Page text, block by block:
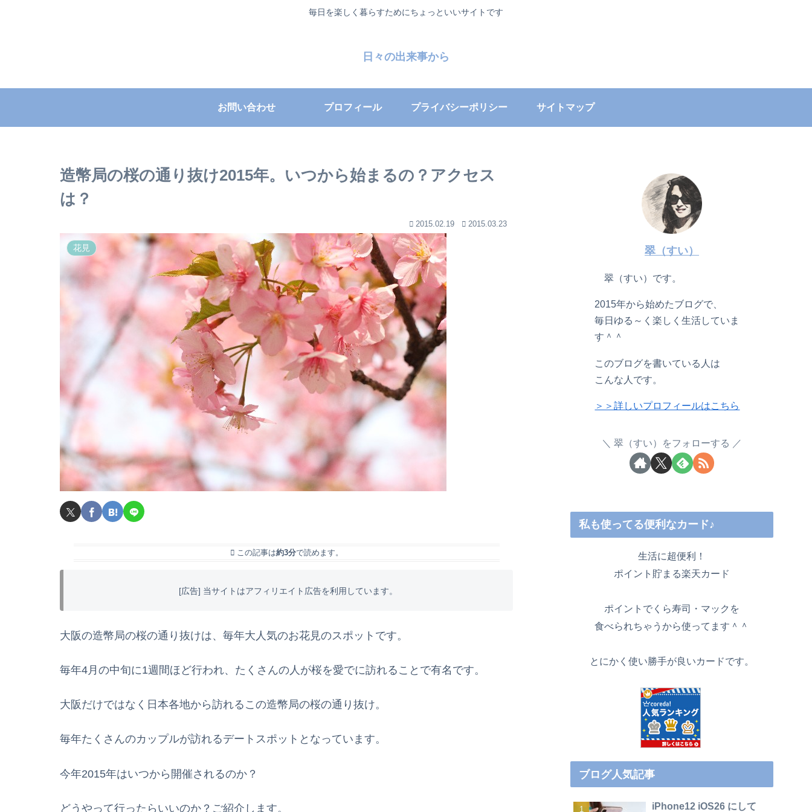
毎日を楽しく暮らすためにちょっといいサイトです
日々の出来事から
お問い合わせ プロフィール プライバシーポリシー サイトマップ
造幣局の桜の通り抜け2015年。いつから始まるの？アクセス
は？
2015.02.19 2015.03.23
花見
この記事は約3分で読めます。
[広告] 当サイトはアフィリエイト広告を利用しています。
大阪の造幣局の桜の通り抜けは、毎年大人気のお花見のスポットです。
毎年4月の中旬に1週間ほど行われ、たくさんの人が桜を愛でに訪れることで有名です。
大阪だけではなく日本各地から訪れるこの造幣局の桜の通り抜け。
毎年たくさんのカップルが訪れるデートスポットとなっています。
今年2015年はいつから開催されるのか？
どうやって行ったらいいのか？ご紹介します。
翠（すい）
翠（すい）です。
2015年から始めたブログで、
毎日ゆる～く楽しく生活していま
す＾＾
このブログを書いている人は
こんな人です。
＞＞詳しいプロフィールはこちら
翠（すい）をフォローする
私も使ってる便利なカード♪
生活に超便利！
ポイント貯まる楽天カード
ポイントでくら寿司・マックを
食べられちゃうから使ってます＾＾
とにかく使い勝手が良いカードです。
ブログ人気記事
iPhone12 iOS26 にして